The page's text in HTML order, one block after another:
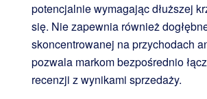
potencjalnie wymagając dłuższej
się. Nie zapewnia również
skoncentrowanej na przychodach
pozwala markom bezpośrednio
recenzji z wynikami sprzedaży.